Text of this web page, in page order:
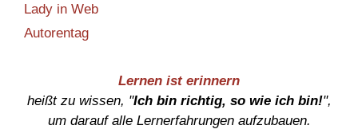
Lady in Web
Autorentag
Lernen ist erinnern
heißt zu wissen, "Ich bin richtig, so wie ich bin!",
um darauf alle Lernerfahrungen aufzubauen.